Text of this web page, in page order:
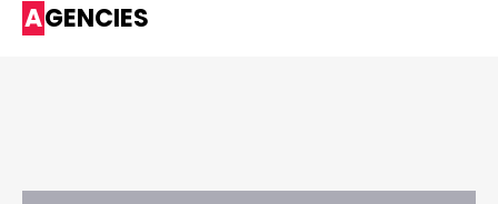
AGENCIES